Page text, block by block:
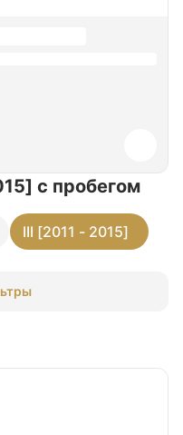
с пробегом
III [2011 - 2015]